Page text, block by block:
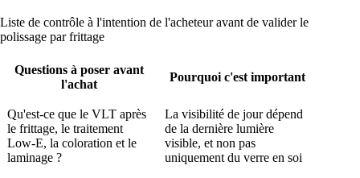
Liste de contrôle à l'intention de l'acheteur avant de valider le
polissage par frittage
Questions à poser avant
l'achat
Pourquoi c'est important
Qu'est-ce que le VLT après
le frittage, le traitement
Low-E, la coloration et le
laminage ?
La visibilité de jour dépend
de la dernière lumière
visible, et non pas
uniquement du verre en soi